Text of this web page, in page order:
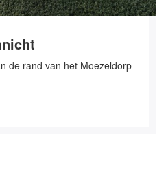
de rand van het Moezeldorp